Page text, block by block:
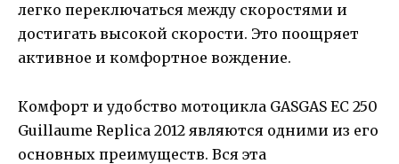
легко переключаться между скоростями и
достигать высокой скорости. Это поощряет
активное и комфортное вождение.
Комфорт и удобство мотоцикла GASGAS EC 250
Guillaume Replica 2012 являются одними из его
основных преимуществ. Вся эта